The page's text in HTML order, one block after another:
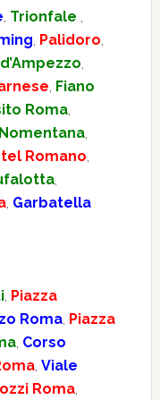
, Trionfale ,
, Palidoro,
,
, Fiano
Roma,
Nomentana,
Romano,
,
, Garbatella
, Piazza
Roma, Piazza
, Corso
, Viale
Roma,